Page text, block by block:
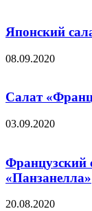
Японский
08.09.2020
Салат
03.09.2020
Французский
«Панзанелла»
20.08.2020